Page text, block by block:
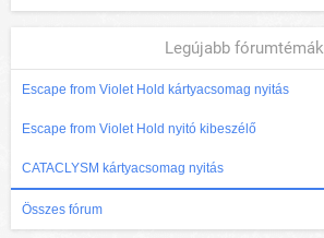
Legújabb fórumtémák
Escape from Violet Hold kártyacsomag nyitás
Escape from Violet Hold nyitó kibeszélő
CATACLYSM kártyacsomag nyitás
Összes fórum